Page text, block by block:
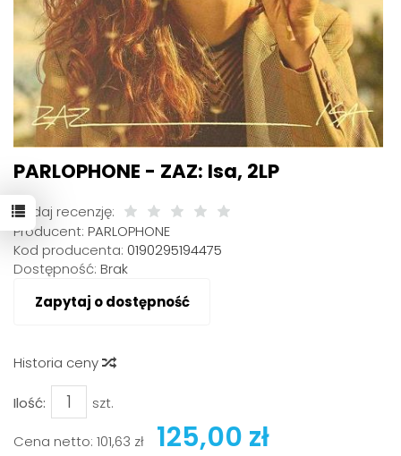
PARLOPHONE - ZAZ: Isa, 2LP
Dodaj recenzję:
Producent: PARLOPHONE
Kod producenta: 0190295194475
Dostępność: Brak
Zapytaj o dostępność
Historia ceny
Ilość: szt.
Cena netto: 101,63 zł 125,00 zł